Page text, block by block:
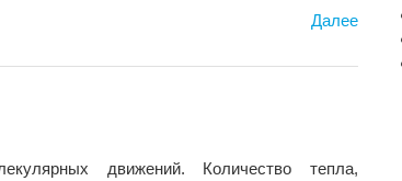
Далее
движений. Количество тепла,